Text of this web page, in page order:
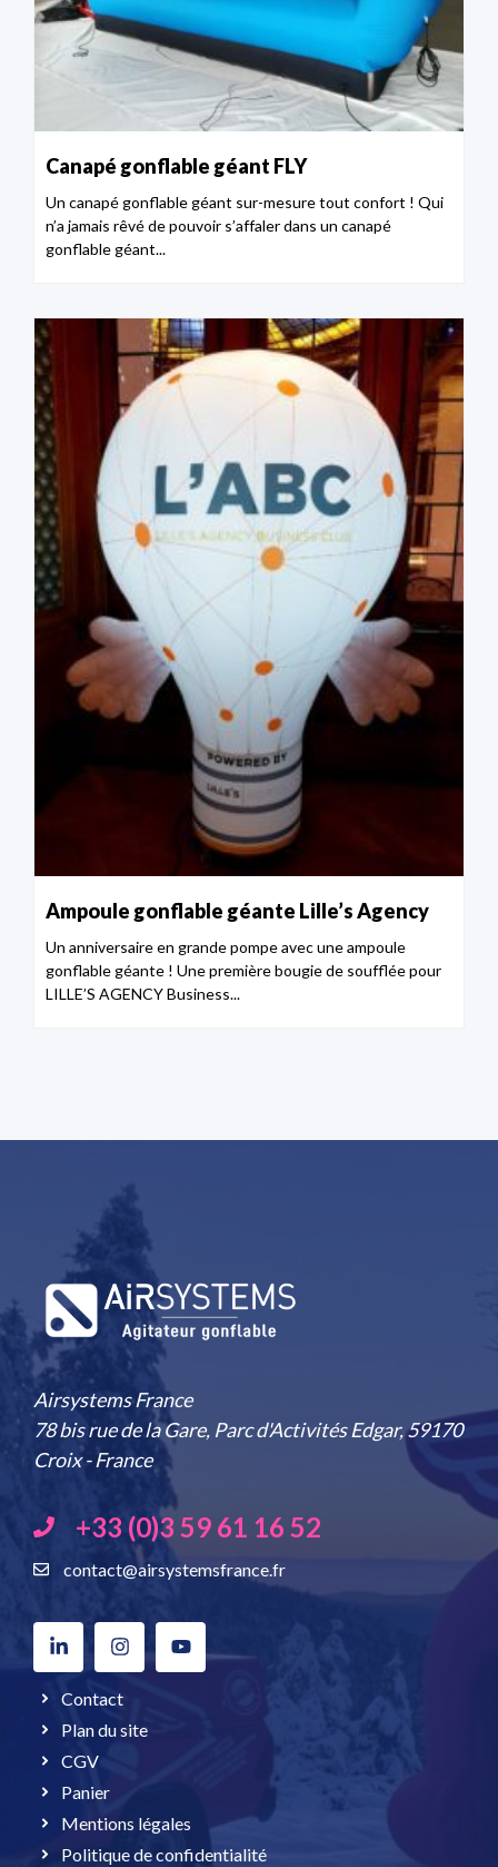
Canapé gonflable géant FLY
Un canapé gonflable géant sur-mesure tout confort ! Qui
n’a jamais rêvé de pouvoir s’affaler dans un canapé
gonflable géant...
Ampoule gonflable géante Lille’s Agency
Un anniversaire en grande pompe avec une ampoule
gonflable géante ! Une première bougie de soufflée pour
LILLE’S AGENCY Business...
Airsystems France
78 bis rue de la Gare, Parc d'Activités Edgar, 59170
Croix - France
+33 (0)3 59 61 16 52
contact@airsystemsfrance.fr
Contact
Plan du site
CGV
Panier
Mentions légales
Politique de confidentialité